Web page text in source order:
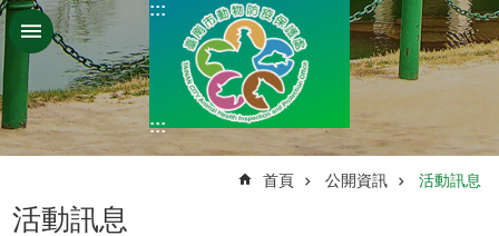
跳到主要內容區塊
:::
:::
首頁 公開資訊 活動訊息
活動訊息